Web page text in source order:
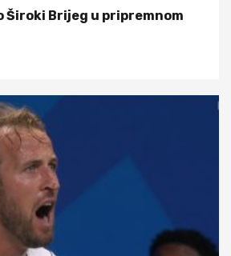
Široki Brijeg u pripremnom